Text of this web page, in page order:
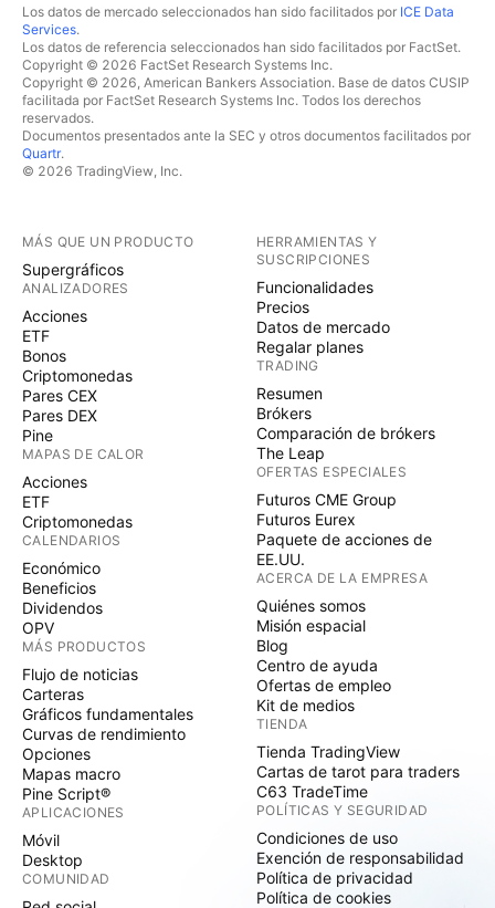
Los datos de mercado seleccionados han sido facilitados por ICE Data
Services.
Los datos de referencia seleccionados han sido facilitados por FactSet.
Copyright © 2026 FactSet Research Systems Inc.
Copyright © 2026, American Bankers Association. Base de datos CUSIP
facilitada por FactSet Research Systems Inc. Todos los derechos
reservados.
Documentos presentados ante la SEC y otros documentos facilitados por
Quartr.
© 2026 TradingView, Inc.
MÁS QUE UN PRODUCTO
Supergráficos
ANALIZADORES
Acciones
ETF
Bonos
Criptomonedas
Pares CEX
Pares DEX
Pine
MAPAS DE CALOR
Acciones
ETF
Criptomonedas
CALENDARIOS
Económico
Beneficios
Dividendos
OPV
MÁS PRODUCTOS
Flujo de noticias
Carteras
Gráficos fundamentales
Curvas de rendimiento
Opciones
Mapas macro
Pine Script®
APLICACIONES
Móvil
Desktop
COMUNIDAD
HERRAMIENTAS Y
SUSCRIPCIONES
Funcionalidades
Precios
Datos de mercado
Regalar planes
TRADING
Resumen
Brókers
Comparación de brókers
The Leap
OFERTAS ESPECIALES
Futuros CME Group
Futuros Eurex
Paquete de acciones de
EE.UU.
ACERCA DE LA EMPRESA
Quiénes somos
Misión espacial
Blog
Centro de ayuda
Ofertas de empleo
Kit de medios
TIENDA
Tienda TradingView
Cartas de tarot para traders
C63 TradeTime
POLÍTICAS Y SEGURIDAD
Condiciones de uso
Exención de responsabilidad
Política de privacidad
Política de cookies